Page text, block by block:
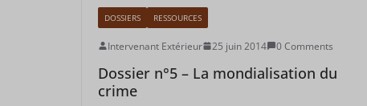
DOSSIERS RESSOURCES
Intervenant Extérieur 25 juin 2014 0 Comments
Dossier n°5 – La mondialisation du
crime